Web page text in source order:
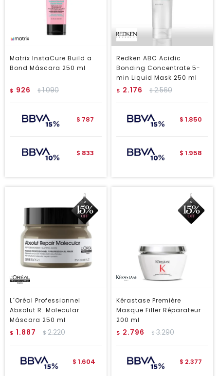
Matrix InstaCure Build a
Bond Máscara 250 ml
$ 926 $1.090
$ 787
$ 833
Redken ABC Acidic
Bonding Concentrate 5-
min Liquid Mask 250 ml
$ 2.176 $2.560
$ 1.850
$ 1.958
L´Oréal Professionnel
Absolut R. Molecular
Máscara 250 ml
$ 1.887 $2.220
$ 1.604
Kérastase Première
Masque Filler Réparateur
200 ml
$ 2.796 $3.290
$ 2.377